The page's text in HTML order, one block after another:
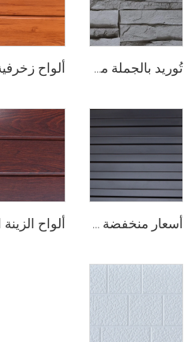
تُوريد بالجملة من المصنع ألواح تغليف خارجية من البولي يوريثين 16 مم ألواح واجهة مطلية بالزنك من البولي يوريثين للاستخدام الخارجي
أسعار منخفضة لألواح الجدران الخارجية المعزولة رغوة البولي يوريثين ألواح الألمنيوم المركبة لوحة الجدار الخارجي للمنازل الصغيرة